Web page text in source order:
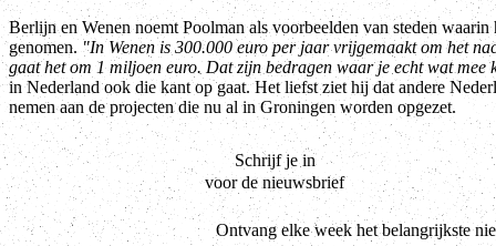
Berlijn en Wenen noemt Poolman als voorbeelden van steden
genomen. "In Wenen is 300.000 euro per jaar vrijgemaakt om het
gaat het om 1 miljoen euro. Dat zijn bedragen waar je echt wat mee
in Nederland ook die kant op gaat. Het liefst ziet hij dat andere
nemen aan de projecten die nu al in Groningen worden opgezet.
Schrijf je in
voor de nieuwsbrief
Ontvang elke week het belangrijkste